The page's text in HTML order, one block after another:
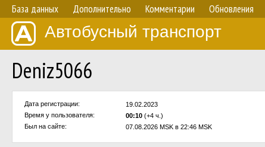
База данных Дополнительно Комментарии Обновления
Автобусный транспорт
Deniz5066
Дата регистрации:
19.02.2023
Время у пользователя:
00:10 (+4 ч.)
Был на сайте:
07.08.2026 MSK в 22:46 MSK